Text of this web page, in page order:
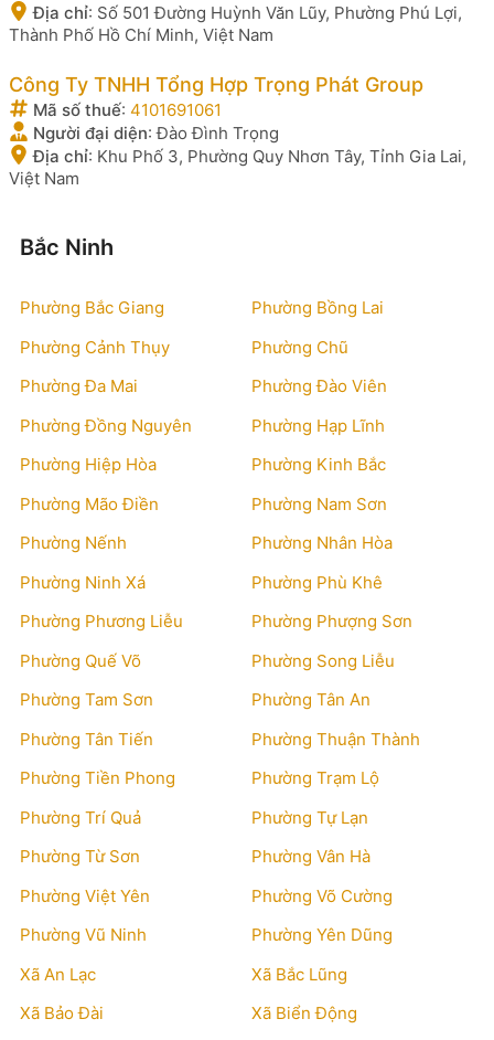
Địa chỉ: Số 501 Đường Huỳnh Văn Lũy, Phường Phú Lợi,
Thành Phố Hồ Chí Minh, Việt Nam
Công Ty TNHH Tổng Hợp Trọng Phát Group
Mã số thuế: 4101691061
Người đại diện:Đào Đình Trọng
Địa chỉ: Khu Phố 3, Phường Quy Nhơn Tây, Tỉnh Gia Lai,
Việt Nam
Bắc Ninh
Phường Bắc Giang
Phường Bồng Lai
Phường Cảnh Thụy
Phường Chũ
Phường Đa Mai
Phường Đào Viên
Phường Đồng Nguyên
Phường Hạp Lĩnh
Phường Hiệp Hòa
Phường Kinh Bắc
Phường Mão Điền
Phường Nam Sơn
Phường Nếnh
Phường Nhân Hòa
Phường Ninh Xá
Phường Phù Khê
Phường Phương Liễu
Phường Phượng Sơn
Phường Quế Võ
Phường Song Liễu
Phường Tam Sơn
Phường Tân An
Phường Tân Tiến
Phường Thuận Thành
Phường Tiền Phong
Phường Trạm Lộ
Phường Trí Quả
Phường Tự Lạn
Phường Từ Sơn
Phường Vân Hà
Phường Việt Yên
Phường Võ Cường
Phường Vũ Ninh
Phường Yên Dũng
Xã An Lạc
Xã Bắc Lũng
Xã Bảo Đài
Xã Biển Động